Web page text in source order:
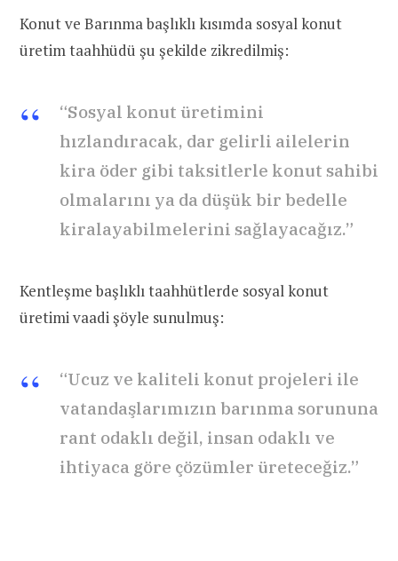
Konut ve Barınma başlıklı kısımda sosyal konut
üretim taahhüdü şu şekilde zikredilmiş:
“Sosyal konut üretimini
hızlandıracak, dar gelirli ailelerin
kira öder gibi taksitlerle konut sahibi
olmalarını ya da düşük bir bedelle
kiralayabilmelerini sağlayacağız.”
Kentleşme başlıklı taahhütlerde sosyal konut
üretimi vaadi şöyle sunulmuş:
“Ucuz ve kaliteli konut projeleri ile
vatandaşlarımızın barınma sorununa
rant odaklı değil, insan odaklı ve
ihtiyaca göre çözümler üreteceğiz.”